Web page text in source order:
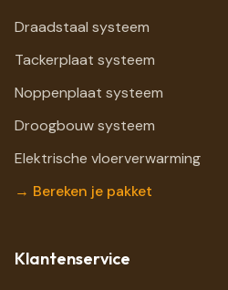
Draadstaal systeem
Tackerplaat systeem
Noppenplaat systeem
Droogbouw systeem
Elektrische vloerverwarming
→ Bereken je pakket
Klantenservice